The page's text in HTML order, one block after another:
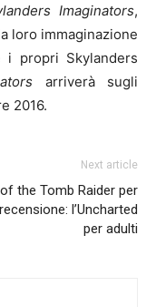
Imaginators,
loro immaginazione
propri Skylanders
arriverà sugli
2016.
Next article
the Tomb Raider per
l’Uncharted
per adulti